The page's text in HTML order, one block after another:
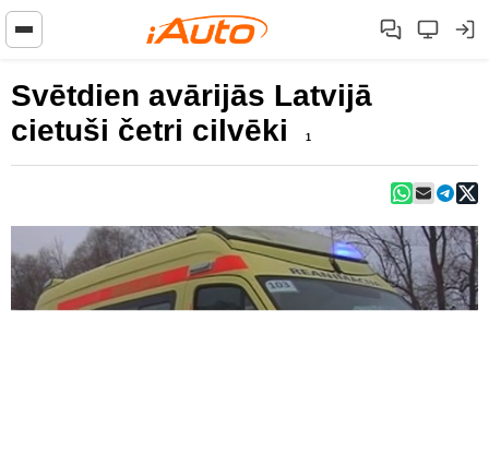
Svētdien avārijās Latvijā
cietuši četri cilvēki
1